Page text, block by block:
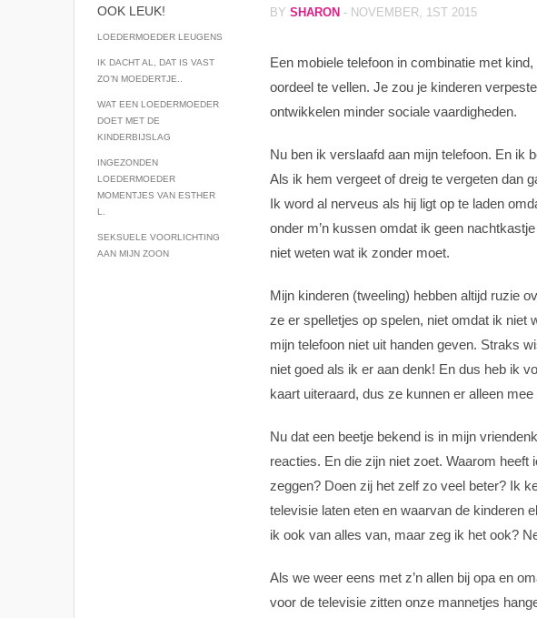
OOK LEUK!
LOEDERMOEDER LEUGENS
IK DACHT AL, DAT IS VAST
ZO’N MOEDERTJE..
WAT EEN LOEDERMOEDER
DOET MET DE
KINDERBIJSLAG
INGEZONDEN
LOEDERMOEDER
MOMENTJES VAN ESTHER
L.
SEKSUELE VOORLICHTING
AAN MIJN ZOON
BY SHARON - NOVEMBER, 1ST 2015
Een mobiele telefoon in combinatie met
oordeel te vellen. Je zou je kinderen
ontwikkelen minder sociale vaardigheden.
Nu ben ik verslaafd aan mijn telefoon. En ik
Als ik hem vergeet of dreig te vergeten dan
Ik word al nerveus als hij ligt op te laden
onder m’n kussen omdat ik geen
niet weten wat ik zonder moet.
Mijn kinderen (tweeling) hebben altijd ruzie
ze er spelletjes op spelen, niet omdat ik niet
mijn telefoon niet uit handen geven. Straks
niet goed als ik er aan denk! En dus heb ik
kaart uiteraard, dus ze kunnen er alleen
Nu dat een beetje bekend is in mijn
reacties. En die zijn niet zoet. Waarom heeft
zeggen? Doen zij het zelf zo veel beter? Ik
televisie laten eten en waarvan de kinderen
ik ook van alles van, maar zeg ik het ook?
Als we weer eens met z’n allen bij opa en
voor de televisie zitten onze mannetjes